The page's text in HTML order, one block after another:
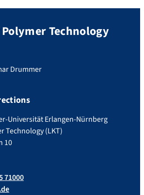
Technology
Drummer
Universität Erlangen-Nürnberg
Technology (LKT)
10
71000